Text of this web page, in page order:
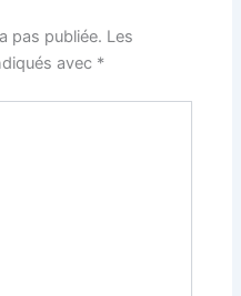
pas publiée. Les
avec *